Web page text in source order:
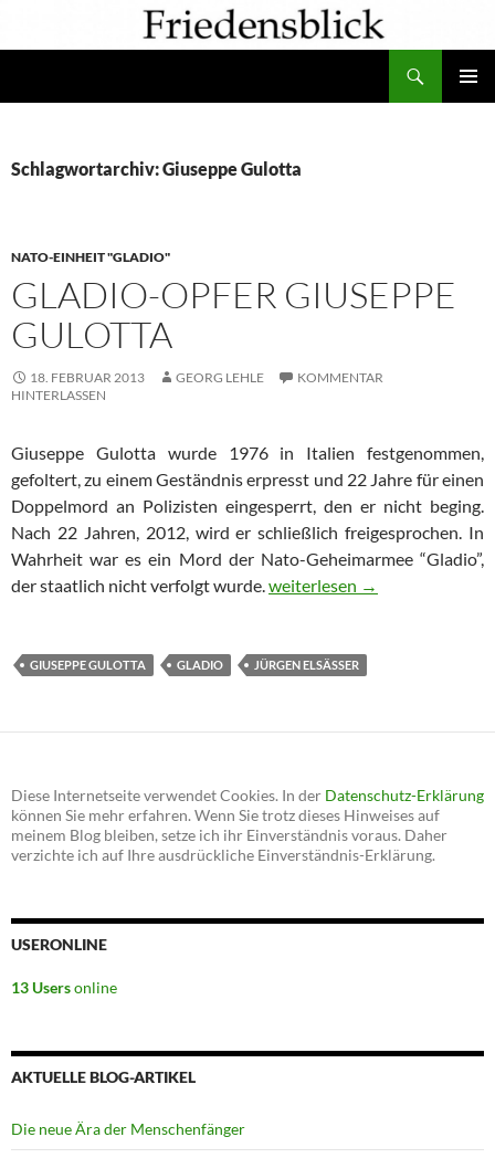
Schlagwortarchiv: Giuseppe Gulotta
NATO-EINHEIT "GLADIO"
GLADIO-OPFER GIUSEPPE
GULOTTA
18. FEBRUAR 2013 GEORG LEHLE
KOMMENTAR
HINTERLASSEN
Giuseppe Gulotta wurde 1976 in Italien festgenommen,
gefoltert, zu einem Geständnis erpresst und 22 Jahre für einen
Doppelmord an Polizisten eingesperrt, den er nicht beging.
Nach 22 Jahren, 2012, wird er schließlich freigesprochen. In
Wahrheit war es ein Mord der Nato-Geheimarmee “Gladio”,
der staatlich nicht verfolgt wurde.Gladio-Opfer Giuseppe
weiterlesen →
GIUSEPPE GULOTTA GLADIO JÜRGEN ELSÄSSER
Diese Internetseite verwendet Cookies. In der Datenschutz-Erklärung
können Sie mehr erfahren. Wenn Sie trotz dieses Hinweises auf
meinem Blog bleiben, setze ich ihr Einverständnis voraus. Daher
verzichte ich auf Ihre ausdrückliche Einverständnis-Erklärung.
USERONLINE
13 Usersonline
AKTUELLE BLOG-ARTIKEL
Die neue Ära der Menschenfänger